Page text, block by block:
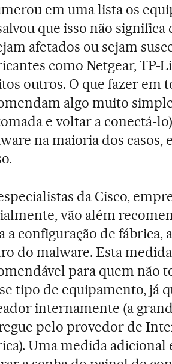
em uma lista os
que isso não
afetados ou sejam
como Netgear, TP-
outros. O que fazer em
algo muito
e voltar a conectá-
na maioria dos casos,
da Cisco,
vão além
a configuração de fábrica,
do malware. Esta
para quem não
tipo de equipamento, já
internamente (a
pelo provedor de
Uma medida adicional